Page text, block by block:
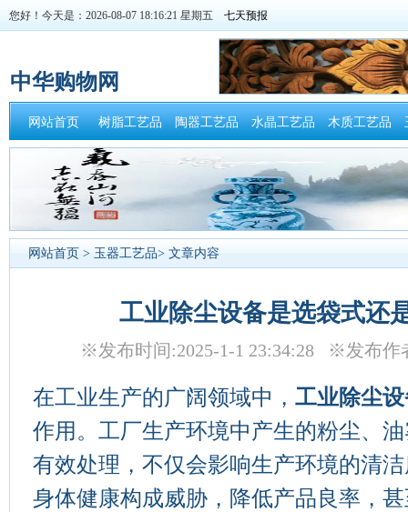
您好！今天是：2026-08-07 18:16:21 星期五
中华购物网
网站首页 树脂工艺品 陶器工艺品 水晶工艺品 木质工艺品
网站首页 > 玉器工艺品> 文章内容
工业除尘设备是选袋式还
※发布时间:2025-1-1 23:34:28 ※发布
在工业生产的广阔领域中，工业除尘
作用。工厂生产环境中产生的粉尘、
有效处理，不仅会影响生产环境的清
身体健康构成威胁，降低产品良率，